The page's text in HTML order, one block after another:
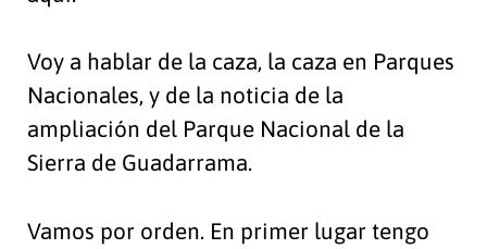
Voy a hablar de la caza, la caza en Parques
Nacionales, y de la noticia de la
ampliación del Parque Nacional de la
Sierra de Guadarrama.
Vamos por orden. En primer lugar tengo